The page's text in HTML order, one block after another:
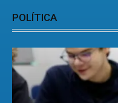
POLÍTICA